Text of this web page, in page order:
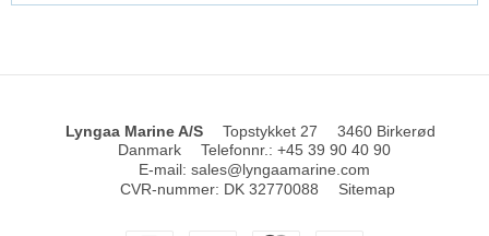
Lyngaa Marine A/S Topstykket 27
3460 Birkerød
Danmark
Telefonnr.: +45 39 90 40 90
E-mail: sales@lyngaamarine.com
CVR-nummer: DK 32770088 Sitemap